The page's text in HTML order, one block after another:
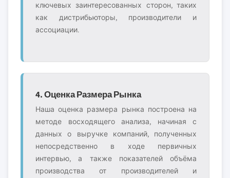
ключевых заинтересованных сторон, таких
как дистрибьюторы, производители и
ассоциации.
4. Оценка Размера Рынка
Наша оценка размера рынка построена на
методе восходящего анализа, начиная с
данных о выручке компаний, полученных
непосредственно в ходе первичных
интервью, а также показателей объёма
производства от производителей и